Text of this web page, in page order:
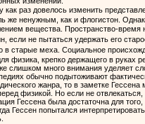
как раз довелось изменить
же ненужным, как и флогистон.
вещества. Пространство-
если не пытаться удержать его
в старые меха. Социальное
физика, крепко держащего в руках
слишком много внимания уделяет
обычно подытоживают
жанра, то в заметке
физикой. Но если не отвлекаться,
Гессена была достаточна для
Гессен попытался